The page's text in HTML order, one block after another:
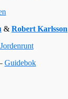
& Robert Karlsson
Guidebok